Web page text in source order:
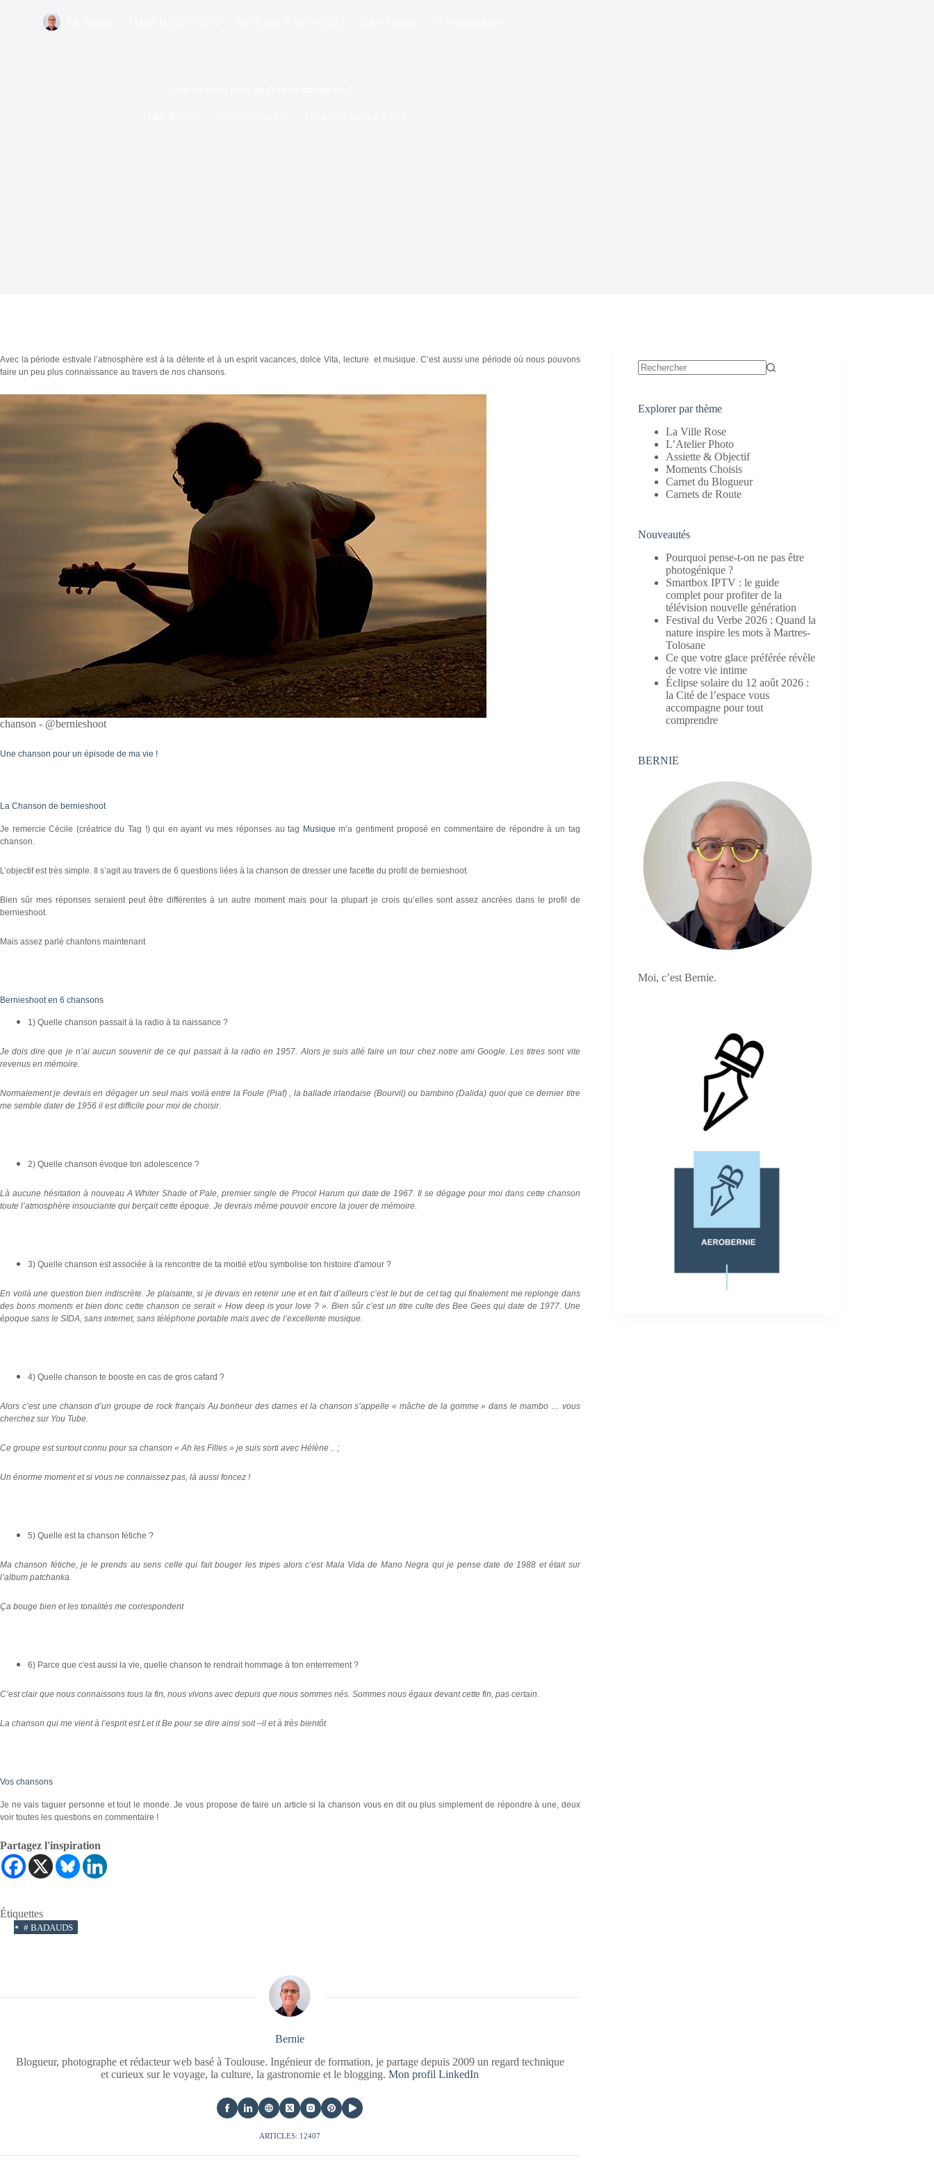
Avec la période estivale l’atmosphère est à la détente et à un esprit vacances, dolce Vita, lecture et musique. C’est aussi une période où nous pouvons
faire un peu plus connaissance au travers de nos chansons.
chanson - @bernieshoot
Une chanson pour un épisode de ma vie !
La Chanson de bernieshoot
Je remercie Cécile (créatrice du Tag !) qui en ayant vu mes réponses au tag Musique m’a gentiment proposé en commentaire de répondre à un tag
chanson.
L’objectif est très simple. Il s’agit au travers de 6 questions liées à la chanson de dresser une facette du profil de bernieshoot.
Bien sûr mes réponses seraient peut être différentes à un autre moment mais pour la plupart je crois qu’elles sont assez ancrées dans le profil de
bernieshoot.
Mais assez parlé chantons maintenant
Bernieshoot en 6 chansons
1) Quelle chanson passait à la radio à ta naissance ?
Je dois dire que je n’ai aucun souvenir de ce qui passait à la radio en 1957. Alors je suis allé faire un tour chez notre ami Google. Les titres sont vite
revenus en mémoire.
Normalement je devrais en dégager un seul mais voilà entre la Foule (Piaf) , la ballade irlandaise (Bourvil) ou bambino (Dalida) quoi que ce dernier titre
me semble dater de 1956 il est difficile pour moi de choisir.
2) Quelle chanson évoque ton adolescence ?
Là aucune hésitation à nouveau A Whiter Shade of Pale, premier single de Procol Harum qui date de 1967. Il se dégage pour moi dans cette chanson
toute l’atmosphère insouciante qui berçait cette époque. Je devrais même pouvoir encore la jouer de mémoire.
3) Quelle chanson est associée à la rencontre de ta moitié et/ou symbolise ton histoire d'amour ?
En voilà une question bien indiscrète. Je plaisante, si je devais en retenir une et en fait d’ailleurs c’est le but de cet tag qui finalement me replonge dans
des bons moments et bien donc cette chanson ce serait « How deep is your love ? ». Bien sûr c’est un titre culte des Bee Gees qui date de 1977. Une
époque sans le SIDA, sans internet, sans téléphone portable mais avec de l’excellente musique.
4) Quelle chanson te booste en cas de gros cafard ?
Alors c’est une chanson d’un groupe de rock français Au bonheur des dames et la chanson s’appelle « mâche de la gomme » dans le mambo … vous
cherchez sur You Tube.
Ce groupe est surtout connu pour sa chanson « Ah les Filles » je suis sorti avec Hélène .. ;
Un énorme moment et si vous ne connaissez pas, là aussi foncez !
5) Quelle est ta chanson fétiche ?
Ma chanson fétiche, je le prends au sens celle qui fait bouger les tripes alors c’est Mala Vida de Mano Negra qui je pense date de 1988 et était sur
l’album patchanka.
Ça bouge bien et les tonalités me correspondent
6) Parce que c'est aussi la vie, quelle chanson te rendrait hommage à ton enterrement ?
C’est clair que nous connaissons tous la fin, nous vivons avec depuis que nous sommes nés. Sommes nous égaux devant cette fin, pas certain.
La chanson qui me vient à l’esprit est Let it Be pour se dire ainsi soit –il et à très bientôt
Vos chansons
Je ne vais taguer personne et tout le monde. Je vous propose de faire un article si la chanson vous en dit ou plus simplement de répondre à une, deux
voir toutes les questions en commentaire !
Partagez l'inspiration
Étiquettes
# BADAUDS
Bernie
Blogueur, photographe et rédacteur web basé à Toulouse. Ingénieur de formation, je partage depuis 2009 un regard technique
et curieux sur le voyage, la culture, la gastronomie et le blogging.Mon profil LinkedIn
ARTICLES: 12407
Explorer par thème
La Ville Rose
L’Atelier Photo
Assiette & Objectif
Moments Choisis
Carnet du Blogueur
Carnets de Route
Nouveautés
Pourquoi pense-t-on ne pas être
photogénique ?
Smartbox IPTV : le guide
complet pour profiter de la
télévision nouvelle génération
Festival du Verbe 2026 : Quand la
nature inspire les mots à Martres-
Tolosane
Ce que votre glace préférée révèle
de votre vie intime
Éclipse solaire du 12 août 2026 :
la Cité de l’espace vous
accompagne pour tout
comprendre
BERNIE
Moi, c’est Bernie.